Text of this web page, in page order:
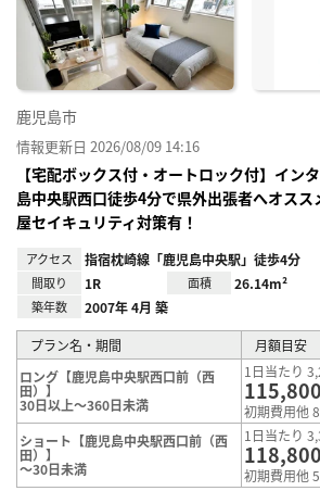
鹿児島市
情報更新日 2026/08/09 14:16
【宅配ボックス付・オートロック付】イン
島中央駅西口徒歩4分で県外出張者へオス
屋セイキュリティ対策有！
アクセス 指宿枕崎線「鹿児島中央駅」徒歩4分
間取り 1R 面積 26.14m²
築年数 2007年 4月 築
プラン名・期間
月額目安
ロング【鹿児島中央駅西口前（西
田）】
30日以上～360日未満
1日当たり
115,800
初期費用他
ショート【鹿児島中央駅西口前（西
田）】
～30日未満
1日当たり
118,800
初期費用他